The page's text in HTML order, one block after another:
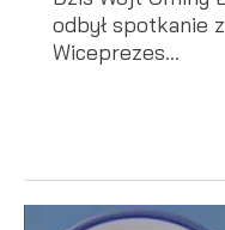
odbył spotkanie
Wiceprezes...